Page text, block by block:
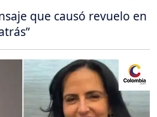
que causó revuelo en